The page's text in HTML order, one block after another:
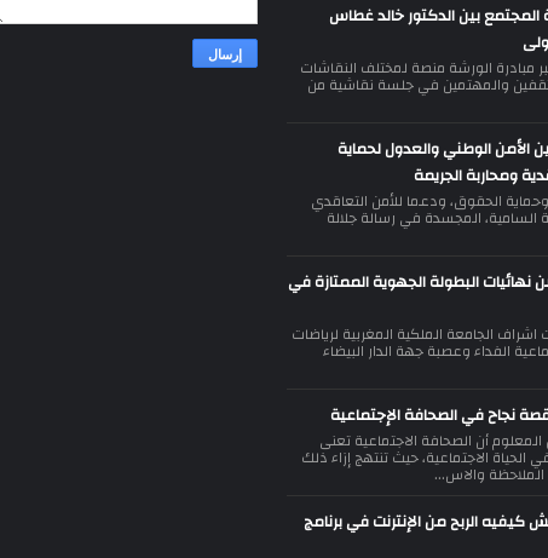
المجتمع بين الدكتور خالد غطاس
مبادرة الورشة منصة لمختلف النقاشات
والمهتمين في جلسة نقاشية من
الأمن الوطني والعدول لحماية
ومحاربة الجريمة
الحقوق، ودعما للأمن التعاقدي
السامية، المجسدة في رسالة جلالة
نهائيات البطولة الجهوية الممتازة في
الجامعة الملكية المغربية لرياضات
الفداء وعصبة جهة الدار البيضاء
نجاح في الصحافة الإجتماعية
أن الصحافة الاجتماعية تعنى
الحياة الاجتماعية، حيث تنتهج إزاء ذلك
والاس...
كيفيه الربح من الإنترنت في برنامج